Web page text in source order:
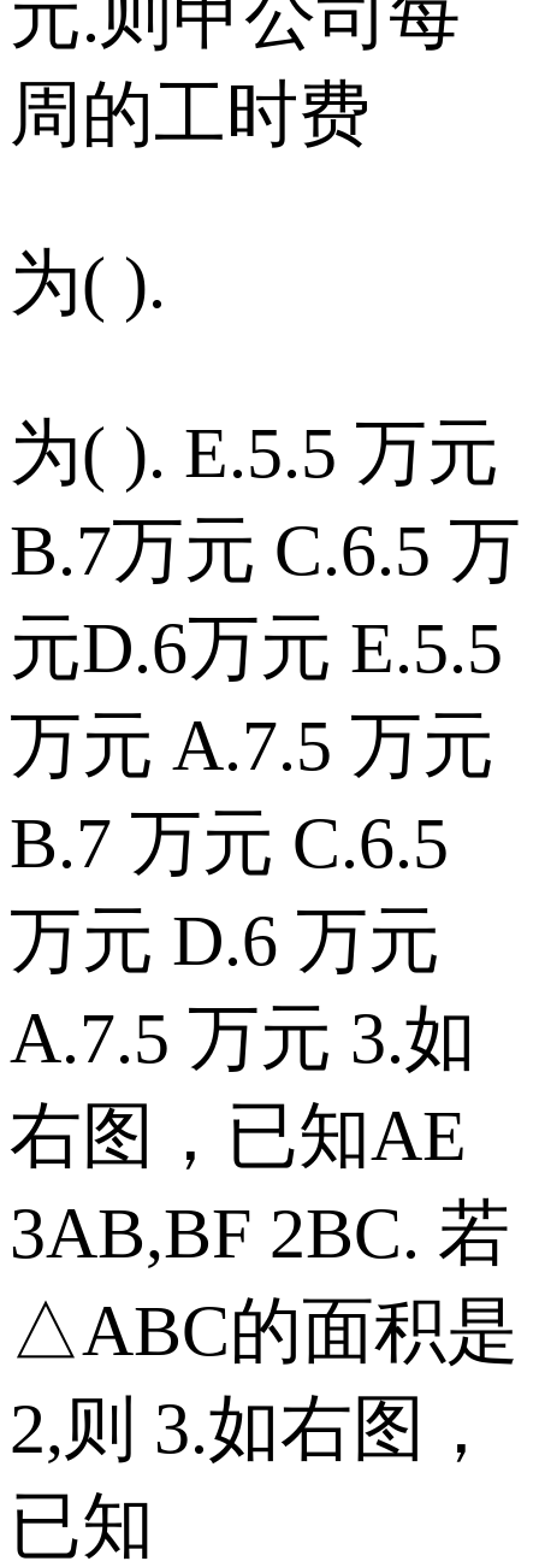
元.则甲公司每
周的工时费
为( ).
为( ). E.5.5 万元
B.7万元 C.6.5 万
元D.6万元 E.5.5
万元 A.7.5 万元
B.7 万元 C.6.5
万元 D.6 万元
A.7.5 万元 3.如
右图，已知AE
3AB,BF 2BC. 若
△ABC的面积是
2,则 3.如右图，
已知